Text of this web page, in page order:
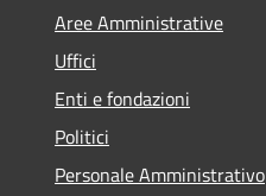
Aree Amministrative
Uffici
Enti e fondazioni
Politici
Personale Amministrativo